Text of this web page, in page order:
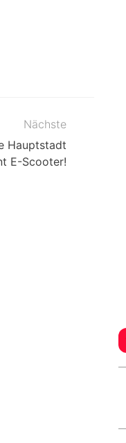
Nächste
Hauptstadt
E-Scooter!